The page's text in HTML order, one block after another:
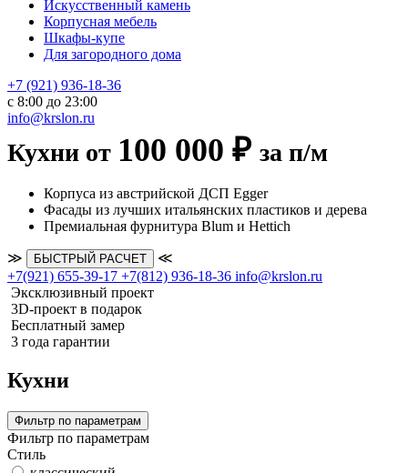
Искусственный камень
Корпусная мебель
Шкафы-купе
Для загородного дома
+7 (921) 936-18-36
с 8:00 до 23:00
info@krslon.ru
Кухни от 100 000 ₽ за п/м
Корпуса из австрийской ДСП Egger
Фасады из лучших итальянских пластиков и дерева
Премиальная фурнитура Blum и Hettich
≫ БЫСТРЫЙ РАСЧЕТ
≪
+7(921) 655-39-17 +7(812) 936-18-36 info@krslon.ru
Эксклюзивный проект
3D-проект в подарок
Бесплатный замер
3 года гарантии
Кухни
Фильтр по параметрам
Фильтр по параметрам
Стиль